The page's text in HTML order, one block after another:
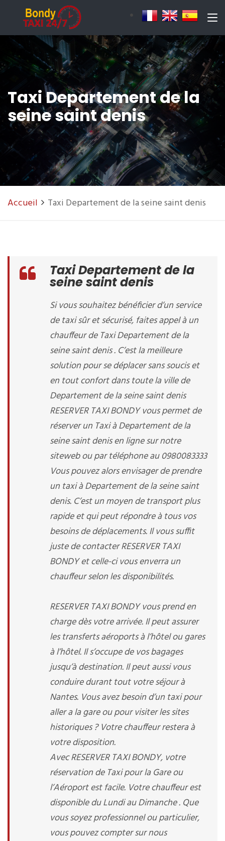
Taxi Departement de la
seine saint denis
Accueil Taxi Departement de la seine saint denis
Taxi Departement de la
seine saint denis
Si vous souhaitez bénéficier d’un service
de taxi sûr et sécurisé, faites appel à un
chauffeur de Taxi Departement de la
seine saint denis . C’est la meilleure
solution pour se déplacer sans soucis et
en tout confort dans toute la ville de
Departement de la seine saint denis
RESERVER TAXI BONDY vous permet de
réserver un Taxi à Departement de la
seine saint denis en ligne sur notre
siteweb ou par téléphone au 0980083333
Vous pouvez alors envisager de prendre
un taxi à Departement de la seine saint
denis. C’est un moyen de transport plus
rapide et qui peut répondre à tous vos
besoins de déplacements. Il vous suffit
juste de contacter RESERVER TAXI
BONDY et celle-ci vous enverra un
chauffeur selon les disponibilités.
RESERVER TAXI BONDY vous prend en
charge dès votre arrivée. Il peut assurer
les transferts aéroports à l’hôtel ou gares
à l’hôtel. Il s’occupe de vos bagages
jusqu’à destination. Il peut aussi vous
conduire durant tout votre séjour à
Nantes. Vous avez besoin d’un taxi pour
aller a la gare ou pour visiter les sites
historiques ? Votre chauffeur restera à
votre disposition.
Avec RESERVER TAXI BONDY, votre
réservation de Taxi pour la Gare ou
l’Aéroport est facile. Votre chauffeur est
disponible du Lundi au Dimanche . Que
vous soyez professionnel ou particulier,
vous pouvez compter sur nous